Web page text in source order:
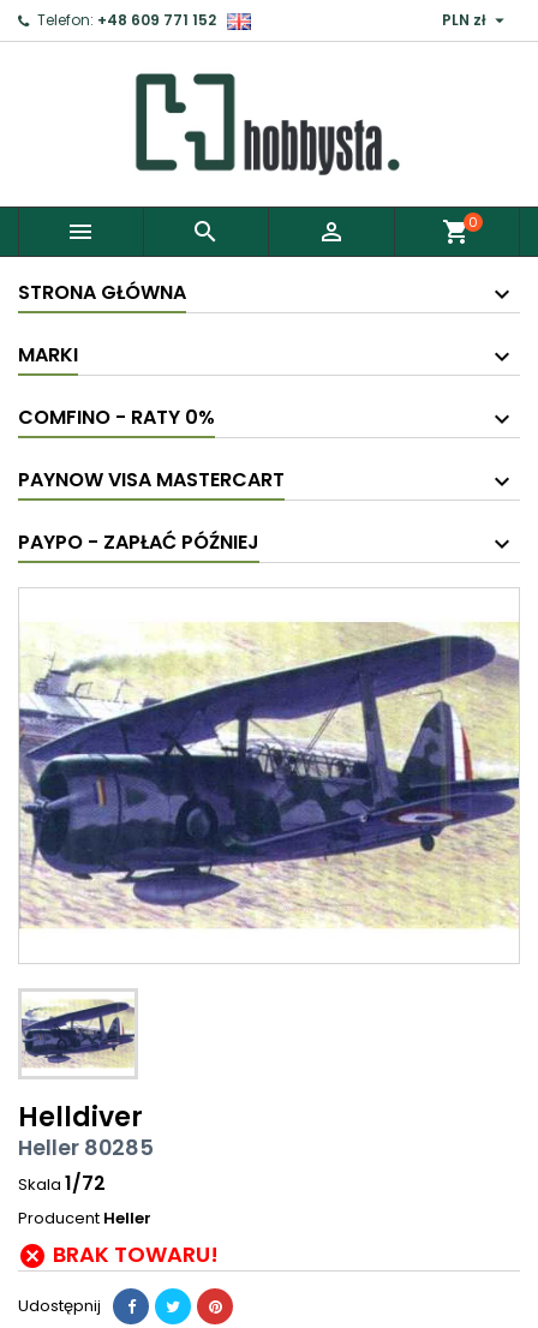
Telefon: +48 609 771 152 PLN zł 
   shopping_cart0
STRONA GŁÓWNA
MARKI
COMFINO - RATY 0%
PAYNOW VISA MASTERCART
PAYPO - ZAPŁAĆ PÓŹNIEJ
Helldiver
Heller 80285
Skala 1/72
Producent Heller
 BRAK TOWARU!
Udostępnij